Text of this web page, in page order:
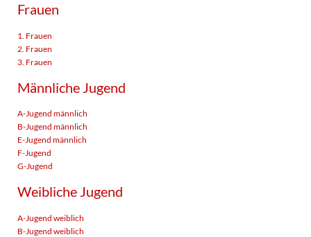
Frauen
1. Frauen
2. Frauen
3. Frauen
Männliche Jugend
A-Jugend männlich
B-Jugend männlich
E-Jugend männlich
F-Jugend
G-Jugend
Weibliche Jugend
A-Jugend weiblich
B-Jugend weiblich